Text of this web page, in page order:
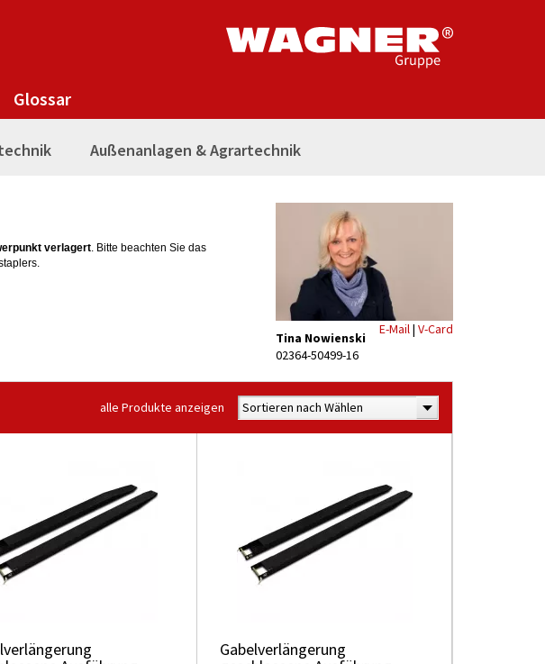
Glossar
Außenanlagen & Agrartechnik
verlagert. Bitte beachten Sie das
Tina Nowienski
02364-50499-16
E-Mail| V-Card
Sortieren nach Wählen
alle Produkte anzeigen
Gabelverlängerung